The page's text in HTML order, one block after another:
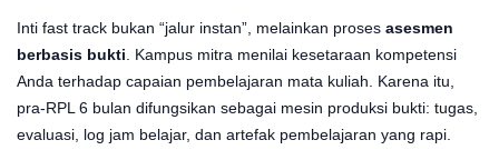
Inti fast track bukan “jalur instan”, melainkan proses asesmen
berbasis bukti. Kampus mitra menilai kesetaraan kompetensi
Anda terhadap capaian pembelajaran mata kuliah. Karena itu,
pra-RPL 6 bulan difungsikan sebagai mesin produksi bukti: tugas,
evaluasi, log jam belajar, dan artefak pembelajaran yang rapi.